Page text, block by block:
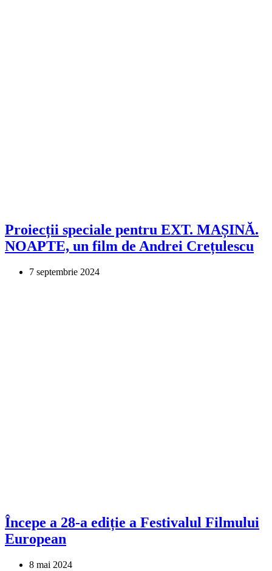
Proiecții speciale pentru EXT. MAȘINĂ.
NOAPTE, un film de Andrei Crețulescu
7 septembrie 2024
Începe a 28-a ediție a Festivalul Filmului
European
8 mai 2024